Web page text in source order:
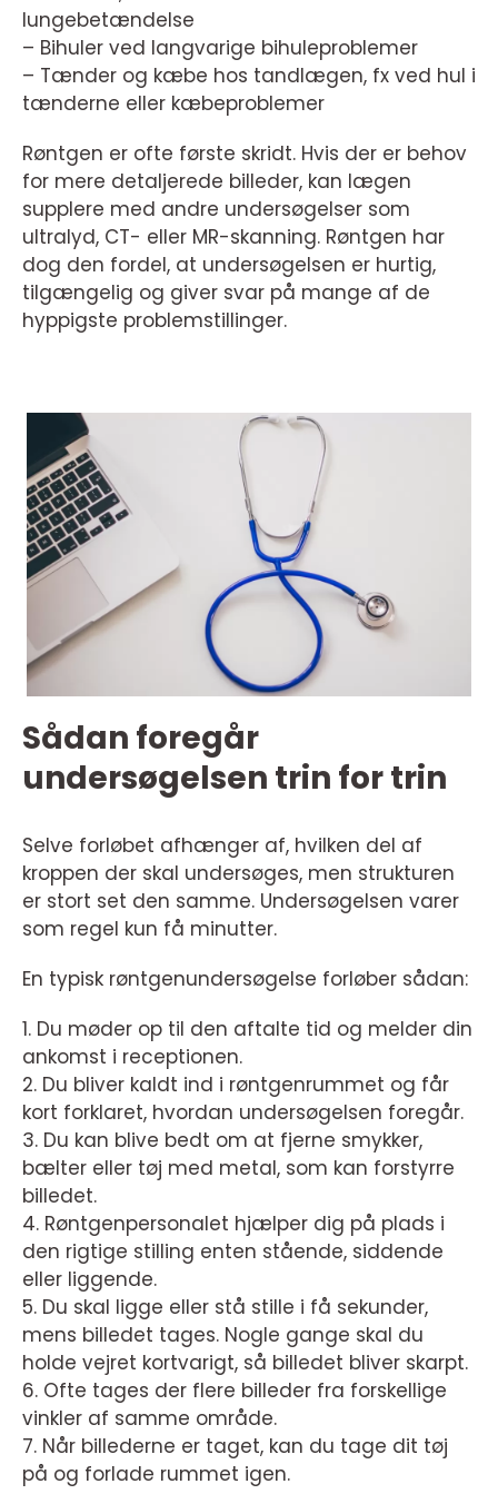
lungebetændelse
– Bihuler ved langvarige bihuleproblemer
– Tænder og kæbe hos tandlægen, fx ved hul i
tænderne eller kæbeproblemer
Røntgen er ofte første skridt. Hvis der er behov
for mere detaljerede billeder, kan lægen
supplere med andre undersøgelser som
ultralyd, CT- eller MR-skanning. Røntgen har
dog den fordel, at undersøgelsen er hurtig,
tilgængelig og giver svar på mange af de
hyppigste problemstillinger.
Sådan foregår
undersøgelsen trin for trin
Selve forløbet afhænger af, hvilken del af
kroppen der skal undersøges, men strukturen
er stort set den samme. Undersøgelsen varer
som regel kun få minutter.
En typisk røntgenundersøgelse forløber sådan:
1. Du møder op til den aftalte tid og melder din
ankomst i receptionen.
2. Du bliver kaldt ind i røntgenrummet og får
kort forklaret, hvordan undersøgelsen foregår.
3. Du kan blive bedt om at fjerne smykker,
bælter eller tøj med metal, som kan forstyrre
billedet.
4. Røntgenpersonalet hjælper dig på plads i
den rigtige stilling enten stående, siddende
eller liggende.
5. Du skal ligge eller stå stille i få sekunder,
mens billedet tages. Nogle gange skal du
holde vejret kortvarigt, så billedet bliver skarpt.
6. Ofte tages der flere billeder fra forskellige
vinkler af samme område.
7. Når billederne er taget, kan du tage dit tøj
på og forlade rummet igen.